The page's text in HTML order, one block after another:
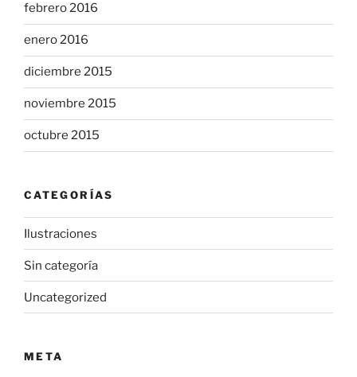
febrero 2016
enero 2016
diciembre 2015
noviembre 2015
octubre 2015
CATEGORÍAS
Ilustraciones
Sin categoría
Uncategorized
META